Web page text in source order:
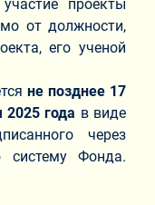
проекты
от должности,
его ученой
не позднее 17
года в виде
через
систему Фонда.